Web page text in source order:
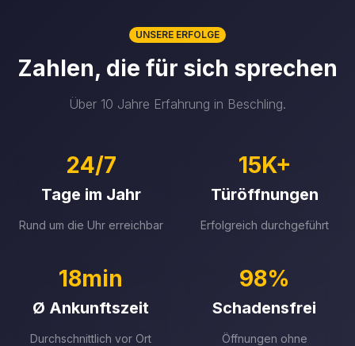
UNSERE ERFOLGE
Zahlen, die für sich sprechen
Über 10 Jahre Erfahrung in Beschling.
24/7
Tage im Jahr
Rund um die Uhr erreichbar
15K+
Türöffnungen
Erfolgreich durchgeführt
18min
Ø Ankunftszeit
Durchschnittlich vor Ort
98%
Schadensfrei
Öffnungen ohne